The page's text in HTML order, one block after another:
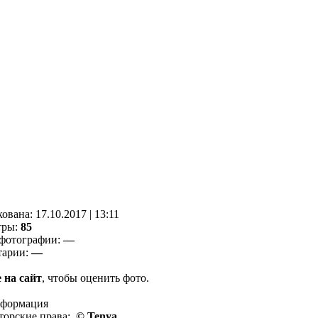
17.10.2017 | 13:11
85
—
—
на сайт, чтобы оценить фото.